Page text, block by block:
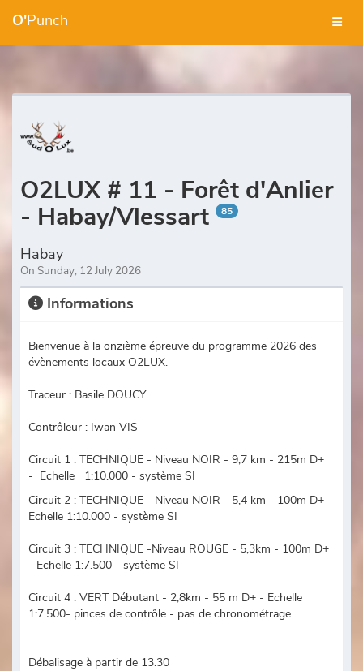
O'Punch
O2LUX # 11 - Forêt d'Anlier
- Habay/Vlessart
85
Habay
On Sunday, 12 July 2026
Informations
Bienvenue à la onzième épreuve du programme 2026 des
évènements locaux O2LUX.
Traceur : Basile DOUCY
Contrôleur : Iwan VIS
Circuit 1 : TECHNIQUE - Niveau NOIR - 9,7 km - 215m D+
- Echelle 1:10.000 - système SI
Circuit 2 : TECHNIQUE - Niveau NOIR - 5,4 km - 100m D+ -
Echelle 1:10.000 - système SI
Circuit 3 : TECHNIQUE -Niveau ROUGE - 5,3km - 100m D+
- Echelle 1:7.500 - système SI
Circuit 4 : VERT Débutant - 2,8km - 55 m D+ - Echelle
1:7.500- pinces de contrôle - pas de chronométrage
Débalisage à partir de 13.30